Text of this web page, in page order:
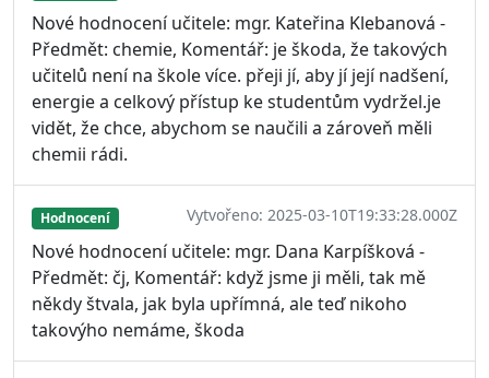
Nové hodnocení učitele: mgr. Kateřina Klebanová -
Předmět: chemie, Komentář: je škoda, že takových
učitelů není na škole více. přeji jí, aby jí její nadšení,
energie a celkový přístup ke studentům vydržel.je
vidět, že chce, abychom se naučili a zároveň měli
chemii rádi.
Hodnocení Vytvořeno: 2025-03-10T19:33:28.000Z
Nové hodnocení učitele: mgr. Dana Karpíšková -
Předmět: čj, Komentář: když jsme ji měli, tak mě
někdy štvala, jak byla upřímná, ale teď nikoho
takovýho nemáme, škoda